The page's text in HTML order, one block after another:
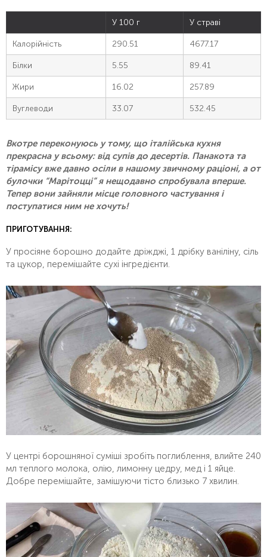
У 100 г У страві
Калорійність 290.51 4677.17
Білки 5.55 89.41
Жири 16.02 257.89
Вуглеводи 33.07 532.45
Вкотре переконуюсь у тому, що італійська кухня
прекрасна у всьому: від супів до десертів. Панакота та
тірамісу вже давно осіли в нашому звичному раціоні, а от
булочки “Марітоцці” я нещодавно спробувала вперше.
Тепер вони зайняли місце головного частування і
поступатися ним не хочуть!
ПРИГОТУВАННЯ:
У просіяне борошно додайте дріжджі, 1 дрібку ваніліну, сіль
та цукор, перемішайте сухі інгредієнти.
У центрі борошняної суміші зробіть поглиблення, влийте 240
мл теплого молока, олію, лимонну цедру, мед і 1 яйце.
Добре перемішайте, замішуючи тісто близько 7 хвилин.